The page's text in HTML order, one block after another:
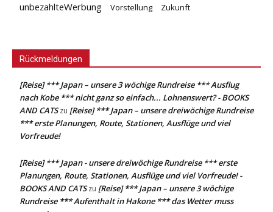
unbezahlteWerbung Vorstellung Zukunft
Rückmeldungen
[Reise] *** Japan – unsere 3 wöchige Rundreise *** Ausflug
nach Kobe *** nicht ganz so einfach... Lohnenswert? - BOOKS
AND CATSzu [Reise] *** Japan – unsere dreiwöchige Rundreise
*** erste Planungen, Route, Stationen, Ausflüge und viel
Vorfreude!
[Reise] *** Japan - unsere dreiwöchige Rundreise *** erste
Planungen, Route, Stationen, Ausflüge und viel Vorfreude! -
BOOKS AND CATSzu [Reise] *** Japan – unsere 3 wöchige
Rundreise *** Aufenthalt in Hakone *** das Wetter muss